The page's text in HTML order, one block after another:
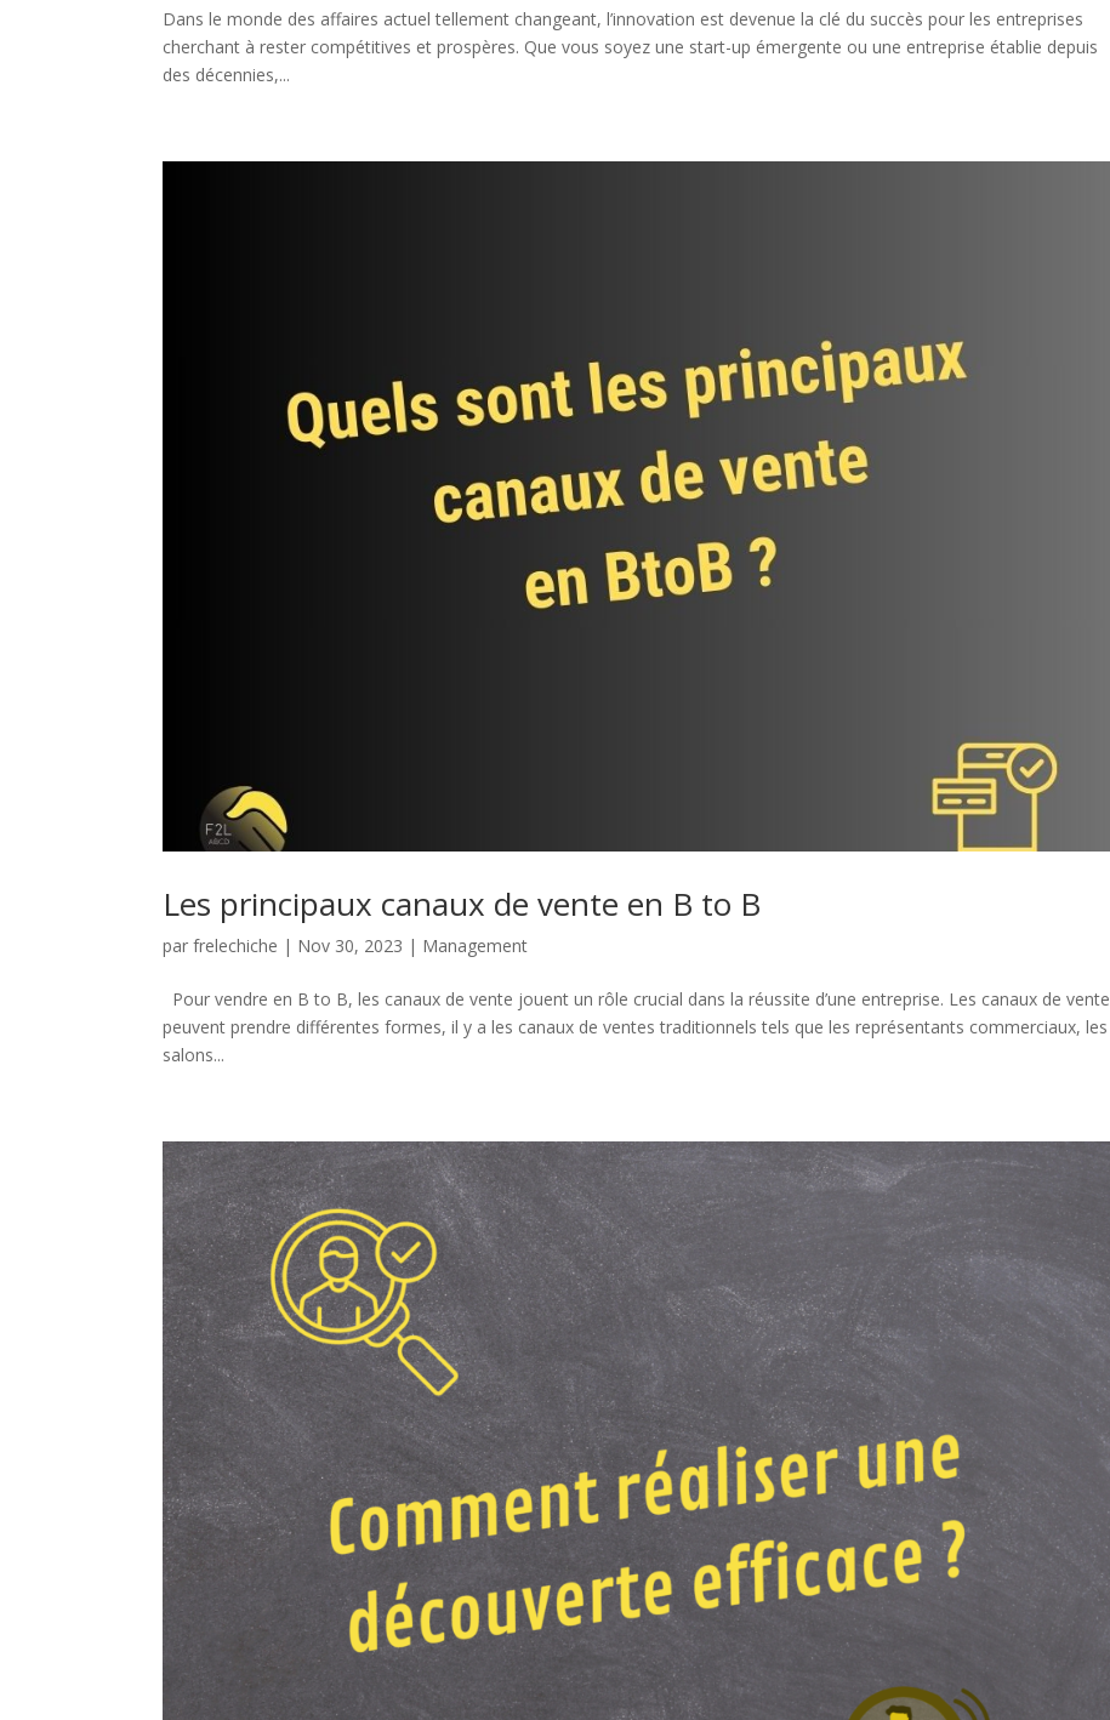
Dans le monde des affaires actuel tellement changeant, l’innovation est devenue la clé du succès pour les entreprises
cherchant à rester compétitives et prospères. Que vous soyez une start-up émergente ou une entreprise établie depuis
des décennies,...
Les principaux canaux de vente en B to B
parfrelechiche | Nov 30, 2023 | Management
Pour vendre en B to B, les canaux de vente jouent un rôle crucial dans la réussite d’une entreprise. Les canaux de vente
peuvent prendre différentes formes, il y a les canaux de ventes traditionnels tels que les représentants commerciaux, les
salons...